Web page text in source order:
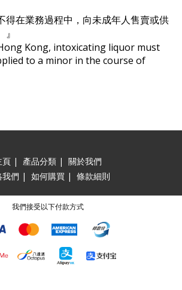
得在業務過程中，向未成年人售賣或供
Kong, intoxicating liquor must
to a minor in the course of
頁 | 產品分類 | 關於我們
我們 | 如何購買 | 條款細則
我們接受以下付款方式